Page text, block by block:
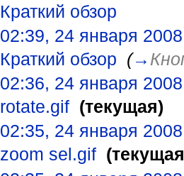
Краткий обзор
02:39, 24 января 2008
Краткий обзор (→
02:36, 24 января 2008
rotate.gif‎ (текущая)
02:35, 24 января 2008
zoom sel.gif‎